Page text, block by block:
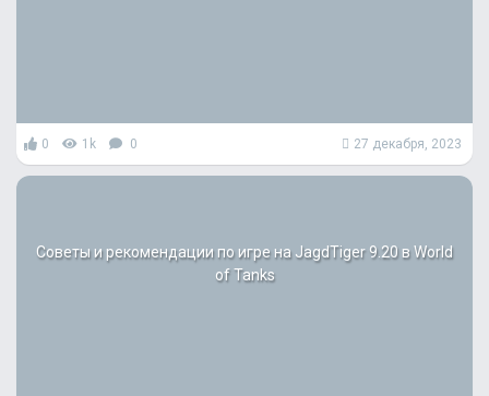
0 1k 0 27 декабря, 2023
Советы и рекомендации по игре на JagdTiger 9.20 в World
of Tanks